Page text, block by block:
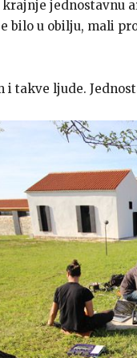
jednostavnu
bilo u obilju, mali
i takve ljude.